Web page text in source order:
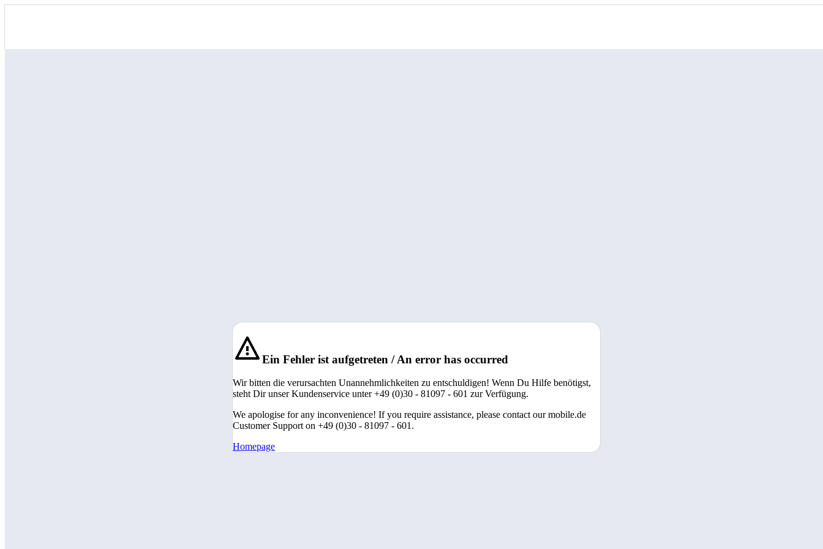
Ein Fehler ist aufgetreten / An error has occurred
Wir bitten die verursachten Unannehmlichkeiten zu entschuldigen! Wenn Du Hilfe benötigst,
steht Dir unser Kundenservice unter +49 (0)30 - 81097 - 601 zur Verfügung.
We apologise for any inconvenience! If you require assistance, please contact our mobile.de
Customer Support on +49 (0)30 - 81097 - 601.
Homepage